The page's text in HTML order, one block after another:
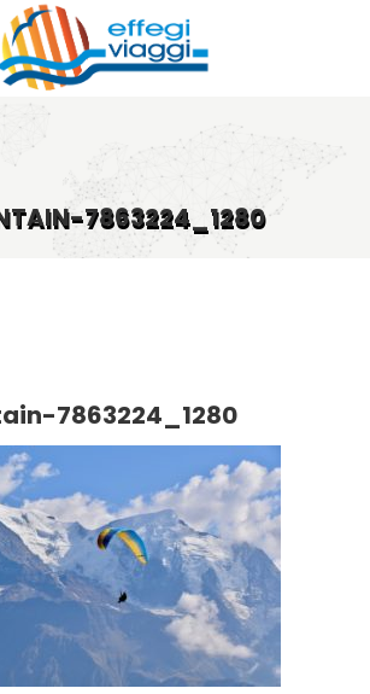
7863224_1280
7863224_1280